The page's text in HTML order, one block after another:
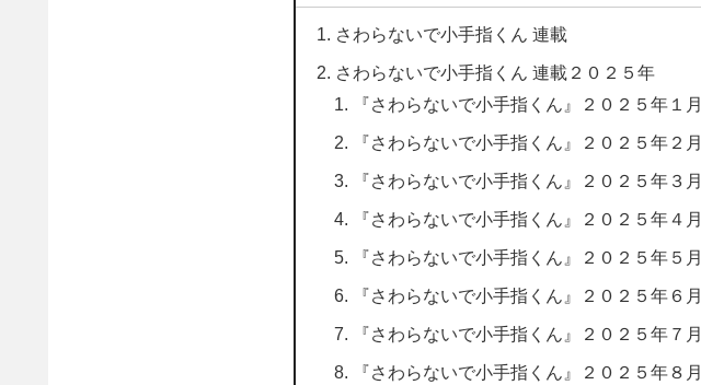
さわらないで小手指くん 連載
さわらないで小手指くん 連載２０２５年
『さわらないで小手指くん』２０２５年１月
『さわらないで小手指くん』２０２５年２月
『さわらないで小手指くん』２０２５年３月
『さわらないで小手指くん』２０２５年４月
『さわらないで小手指くん』２０２５年５月
『さわらないで小手指くん』２０２５年６月
『さわらないで小手指くん』２０２５年７月
『さわらないで小手指くん』２０２５年８月